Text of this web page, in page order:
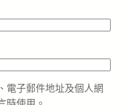
電子郵件地址及個人網